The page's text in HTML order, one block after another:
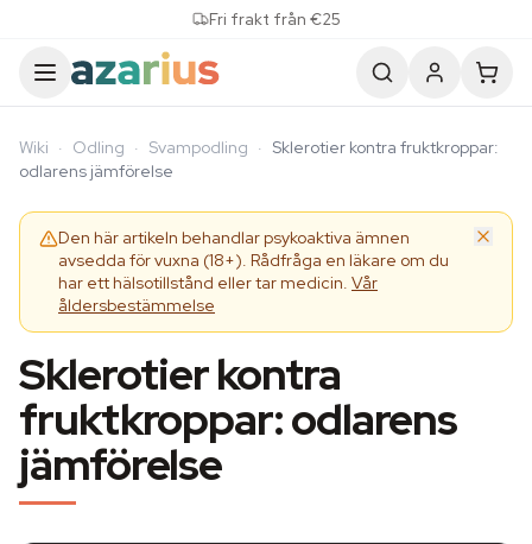
Fri frakt från €25
Wiki · Odling · Svampodling · Sklerotier kontra fruktkroppar:
odlarens jämförelse
Den här artikeln behandlar psykoaktiva ämnen
avsedda för vuxna (18+). Rådfråga en läkare om du
har ett hälsotillstånd eller tar medicin. Vår
åldersbestämmelse
Sklerotier kontra
fruktkroppar: odlarens
jämförelse